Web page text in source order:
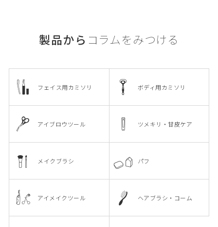
製品から コラムをみつける
フェイス用カミソリ ボディ用カミソリ
アイブロウツール ツメキリ・甘皮ケア
メイクブラシ パフ
アイメイクツール ヘアブラシ・コーム